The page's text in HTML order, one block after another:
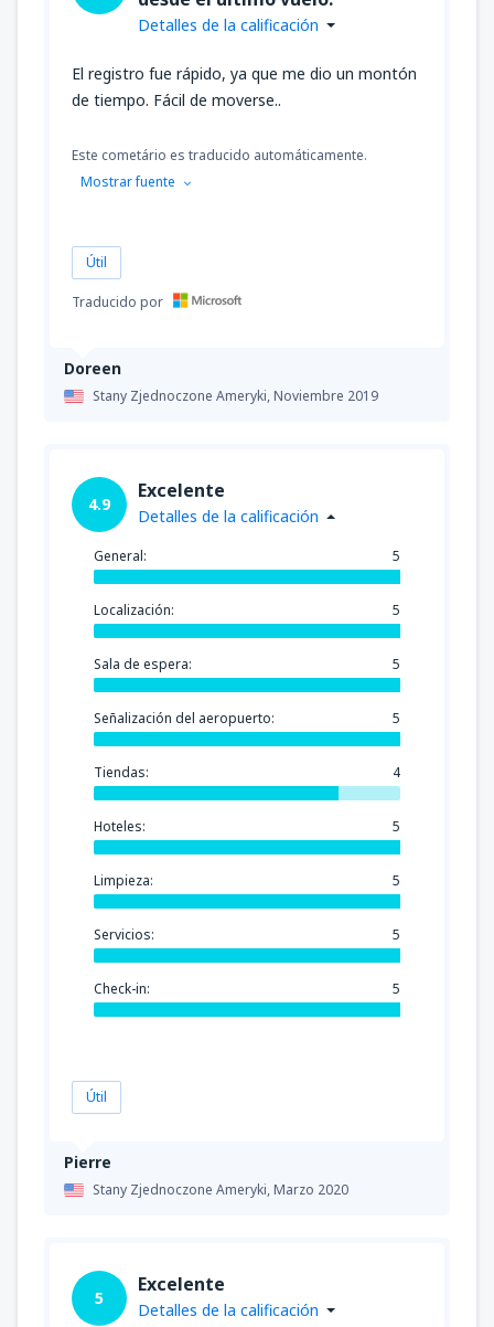
Doreen
Stany Zjednoczone Ameryki,Noviembre 2019
Detalles de la calificación
El registro fue rápido, ya que me dio un montón
de tiempo. Fácil de moverse..
Este cometário es traducido automáticamente.
Mostrar fuente
Útil
Traducido por
Pierre
Stany Zjednoczone Ameryki,Marzo 2020
4.9
Excelente
Detalles de la calificación
General: 5
Localización: 5
Sala de espera: 5
Señalización del aeropuerto: 5
Tiendas: 4
Hoteles: 5
Limpieza: 5
Servicios: 5
Check-in: 5
Útil
5
Excelente
Detalles de la calificación